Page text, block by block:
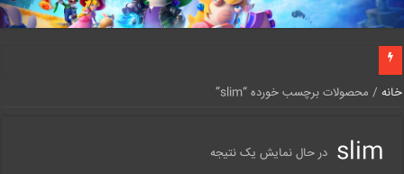
خانه / محصولات برچسب خورده “slim”
slim در حال نمایش یک نتیجه